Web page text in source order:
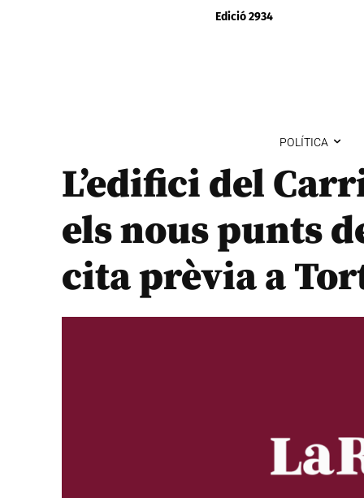
Edició 2934
POLÍTICA
L’edifici del
els nous punts
cita prèvia a